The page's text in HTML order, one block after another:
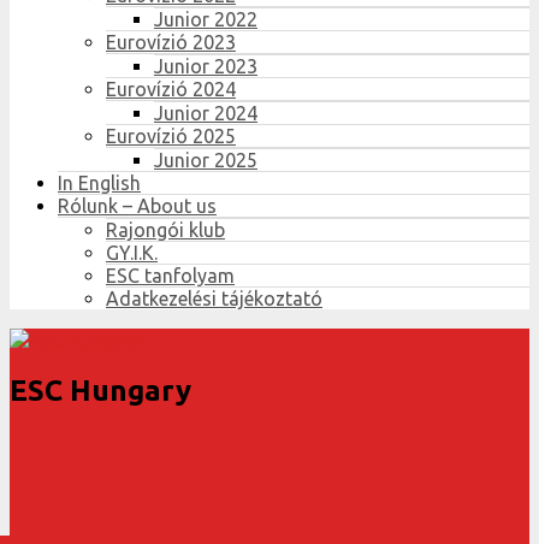
Junior 2022
Eurovízió 2023
Junior 2023
Eurovízió 2024
Junior 2024
Eurovízió 2025
Junior 2025
In English
Rólunk – About us
Rajongói klub
GY.I.K.
ESC tanfolyam
Adatkezelési tájékoztató
ESC Hungary